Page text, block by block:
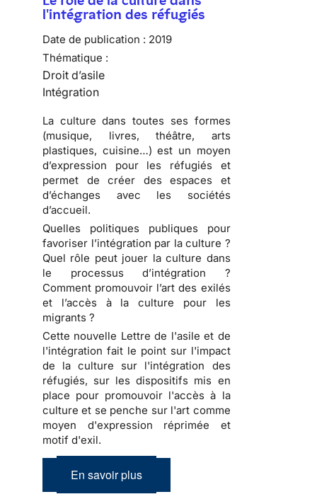
l'intégration des réfugiés
Date de publication : 2019
Thématique :
Droit d’asile
Intégration
La culture dans toutes ses formes
(musique, livres, théâtre, arts
plastiques, cuisine…) est un moyen
d’expression pour les réfugiés et
permet de créer des espaces et
d’échanges avec les sociétés
d’accueil.
Quelles politiques publiques pour
favoriser l’intégration par la culture ?
Quel rôle peut jouer la culture dans
le processus d’intégration ?
Comment promouvoir l’art des exilés
et l’accès à la culture pour les
migrants ?
Cette nouvelle Lettre de l'asile et de
l'intégration fait le point sur l'impact
de la culture sur l'intégration des
réfugiés, sur les dispositifs mis en
place pour promouvoir l'accès à la
culture et se penche sur l'art comme
moyen d'expression réprimée et
motif d'exil.
En savoir plus